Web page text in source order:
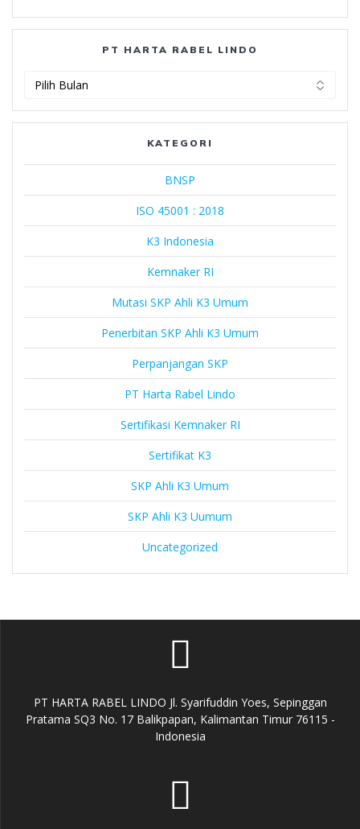
PT HARTA RABEL LINDO
Rabel
KATEGORI
BNSP
ISO 45001 : 2018
K3 Indonesia
Kemnaker RI
Mutasi SKP Ahli K3 Umum
Penerbitan SKP Ahli K3 Umum
Perpanjangan SKP
PT Harta Rabel Lindo
Sertifikasi Kemnaker RI
Sertifikat K3
SKP Ahli K3 Umum
SKP Ahli K3 Uumum
Uncategorized
PT HARTA RABEL LINDO Jl. Syarifuddin Yoes, Sepinggan
Pratama SQ3 No. 17 Balikpapan, Kalimantan Timur 76115 -
Indonesia